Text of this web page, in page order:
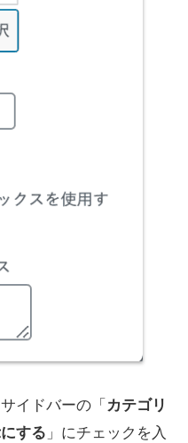
イドバーの「 カテゴリ
する 」にチェックを入